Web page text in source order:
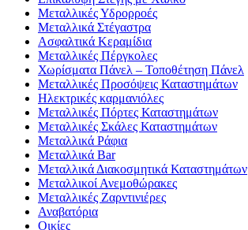
Μεταλλικές Υδρορροές
Μεταλλικά Στέγαστρα
Ασφαλτικά Κεραμίδια
Μεταλλικές Πέργκολες
Χωρίσματα Πάνελ – Τοποθέτηση Πάνελ
Μεταλλικές Προσόψεις Καταστημάτων
Ηλεκτρικές καρμανιόλες
Μεταλλικές Πόρτες Καταστημάτων
Μεταλλικές Σκάλες Καταστημάτων
Μεταλλικά Ράφια
Μεταλλικά Bar
Μεταλλικά Διακοσμητικά Καταστημάτων
Μεταλλικοί Ανεμοθώρακες
Μεταλλικές Ζαρντινιέρες
Αναβατόρια
Οικίες